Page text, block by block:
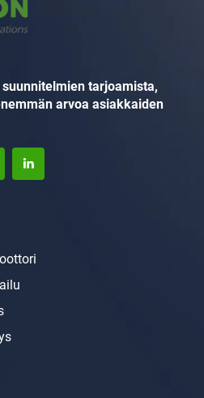
tarjoamista,
arvoa asiakkaiden